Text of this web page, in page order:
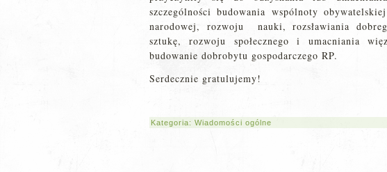
szczególności budowania wspólnoty
narodowej, rozwoju nauki, rozsławiania
sztukę, rozwoju społecznego i umacniania
budowanie dobrobytu gospodarczego RP.
Serdecznie gratulujemy!
Kategoria: Wiadomości ogólne